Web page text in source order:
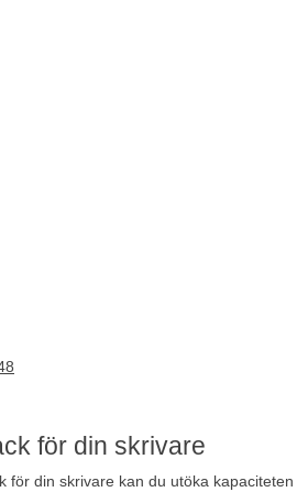
för din skrivare
för din skrivare kan du utöka kapaciteten